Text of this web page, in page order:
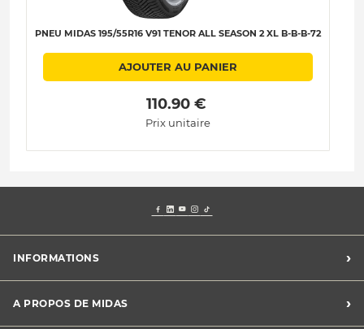
PNEU MIDAS 195/55R16 V91 TENOR ALL SEASON 2 XL B-B-B-72
AJOUTER AU PANIER
110.90 €
Prix unitaire
INFORMATIONS ›
Charte des cookies
A PROPOS DE MIDAS ›